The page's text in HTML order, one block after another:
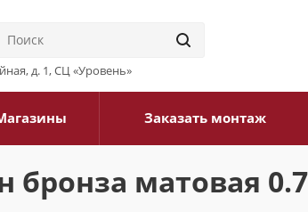
д. 1, СЦ «Уровень»
Заказать монтаж
бронза матовая